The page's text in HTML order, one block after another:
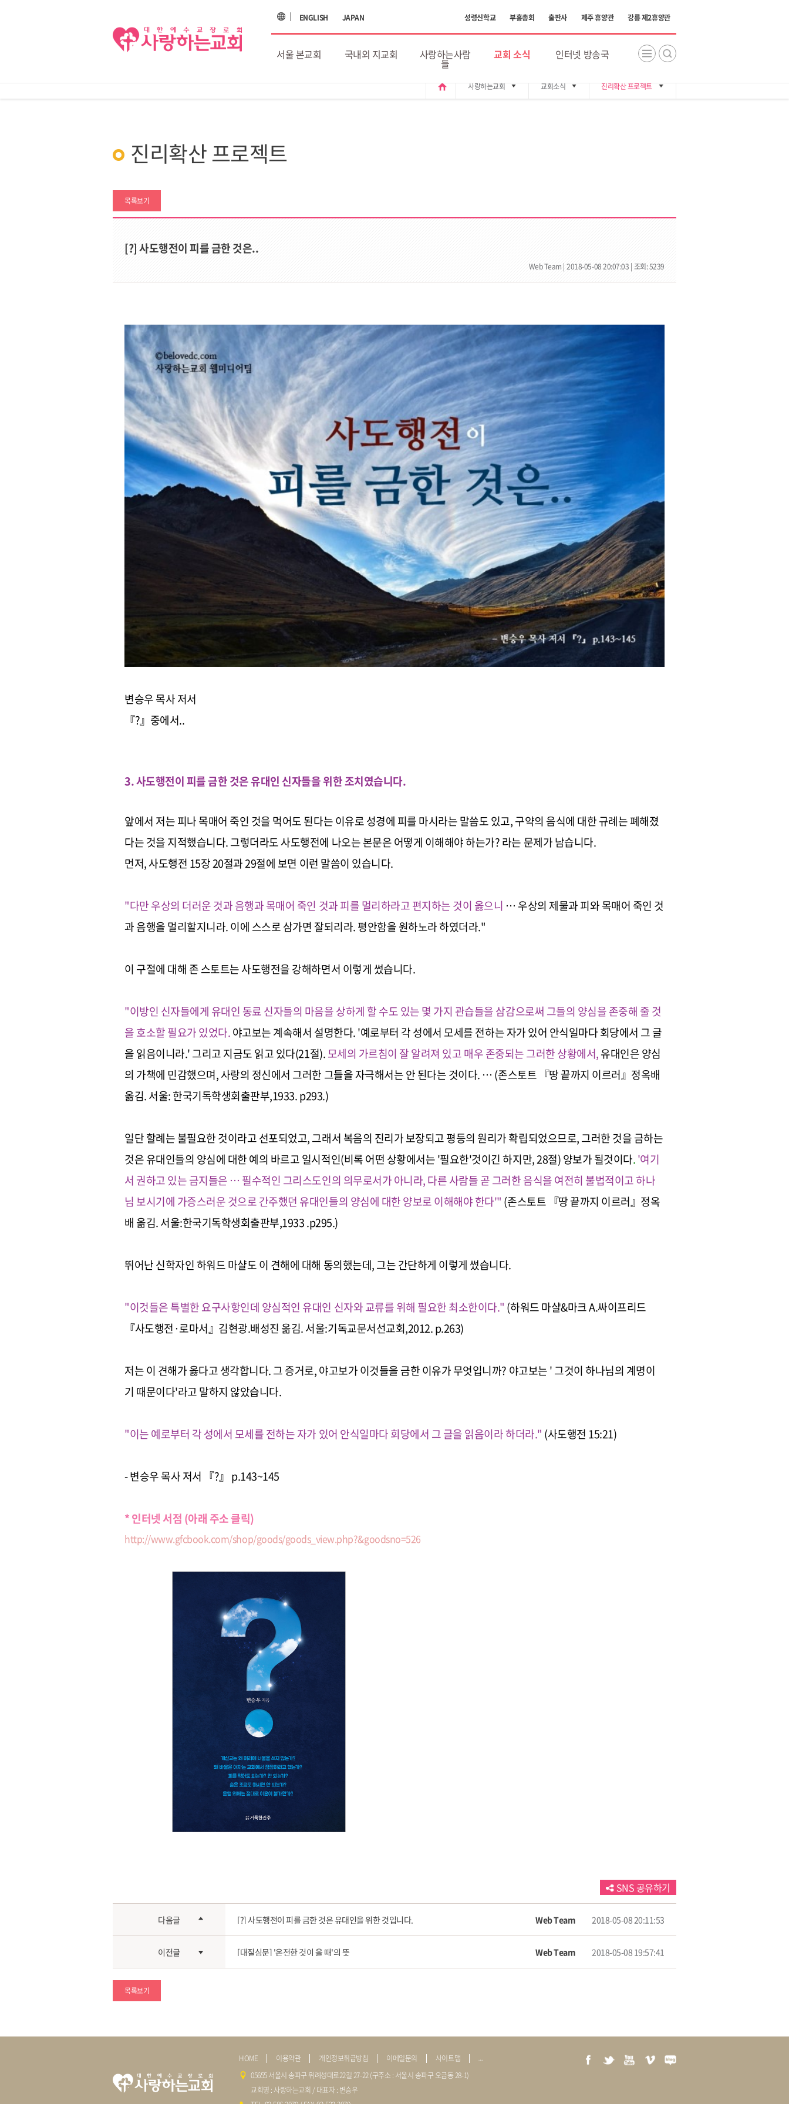
ENGLISH JAPAN 성령신학교 부흥총회 출판사 제주 휴양관 강릉 제2휴양관
서울 본교회 국내외 지교회 사랑하는사람
들
교회 소식 인터넷 방송국
home 사랑하는교회 교회소식 진리확산 프로젝트
진리확산 프로젝트
목록보기
[?] 사도행전이 피를 금한 것은..
Web Team | 2018-05-08 20:07:03 | 조회: 5239
변승우 목사 저서
『?』중에서..
3. 사도행전이 피를 금한 것은 유대인 신자들을 위한 조치였습니다.
앞에서 저는 피나 목매어 죽인 것을 먹어도 된다는 이유로 성경에 피를 마시라는 말씀도 있고, 구약의 음식에 대한 규례는 폐해졌
다는 것을 지적했습니다. 그렇더라도 사도행전에 나오는 본문은 어떻게 이해해야 하는가? 라는 문제가 남습니다.
먼저, 사도행전 15장 20절과 29절에 보면 이런 말씀이 있습니다.
"다만 우상의 더러운 것과 음행과 목매어 죽인 것과 피를 멀리하라고 편지하는 것이 옳으니 … 우상의 제물과 피와 목매어 죽인 것
과 음행을 멀리할지니라. 이에 스스로 삼가면 잘되리라. 평안함을 원하노라 하였더라."
이 구절에 대해 존 스토트는 사도행전을 강해하면서 이렇게 썼습니다.
"이방인 신자들에게 유대인 동료 신자들의 마음을 상하게 할 수도 있는 몇 가지 관습들을 삼감으로써 그들의 양심을 존중해 줄 것
을 호소할 필요가 있었다.야고보는 계속해서 설명한다. '예로부터 각 성에서 모세를 전하는 자가 있어 안식일마다 회당에서 그 글
을 읽음이니라.' 그리고 지금도 읽고 있다(21절).모세의 가르침이 잘 알려져 있고 매우 존중되는 그러한 상황에서,유대인은 양심
의 가책에 민감했으며, 사랑의 정신에서 그러한 그들을 자극해서는 안 된다는 것이다. … (존스토트 『땅 끝까지 이르러』정옥배
옮김. 서울: 한국기독학생회출판부,1933. p293.)
일단 할례는 불필요한 것이라고 선포되었고, 그래서 복음의 진리가 보장되고 평등의 원리가 확립되었으므로, 그러한 것을 금하는
것은 유대인들의 양심에 대한 예의 바르고 일시적인(비록 어떤 상황에서는'필요한'것이긴 하지만, 28절)양보가 될것이다.'여기
서 권하고 있는 금지들은 … 필수적인 그리스도인의 의무로서가 아니라, 다른 사람들 곧 그러한 음식을 여전히 불법적이고 하나
님 보시기에 가증스러운 것으로 간주했던 유대인들의 양심에 대한 양보로 이해해야 한다'" (존스토트 『땅 끝까지 이르러』정옥
배 옮김. 서울:한국기독학생회출판부,1933 .p295.)
뛰어난 신학자인 하워드 마샬도 이 견해에 대해 동의했는데, 그는 간단하게 이렇게 썼습니다.
"이것들은 특별한 요구사항인데 양심적인 유대인 신자와 교류를 위해 필요한 최소한이다." (하워드 마샬&마크 A.싸이프리드
『사도행전·로마서』김현광.배성진 옮김. 서울:기독교문서선교회,2012. p.263)
저는 이 견해가 옳다고 생각합니다. 그 증거로, 야고보가 이것들을 금한 이유가 무엇입니까? 야고보는 ' 그것이 하나님의 계명이
기 때문이다'라고 말하지 않았습니다.
"이는 예로부터 각 성에서 모세를 전하는 자가 있어 안식일마다 회당에서 그 글을 읽음이라 하더라." (사도행전 15:21)
- 변승우 목사 저서 『?』 p.143~145
* 인터넷 서점 (아래 주소 클릭)
http://www.gfcbook.com/shop/goods/goods_view.php?&goodsno=526
SNS 공유하기
다음글 [?] 사도행전이 피를 금한 것은 유대인을 위한 것입니다. Web Team 2018-05-08 20:11:53
이전글 [대질심문] '온전한 것이 올 때'의 뜻 Web Team 2018-05-08 19:57:41
목록보기
HOME 이용약관 개인정보취급방침 이메일문의 사이트맵 admin
05655 서울시 송파구 위례성대로22길 27-22 (구주소 : 서울시 송파구 오금동 28-1)
교회명 : 사랑하는교회 / 대표자 : 변승우